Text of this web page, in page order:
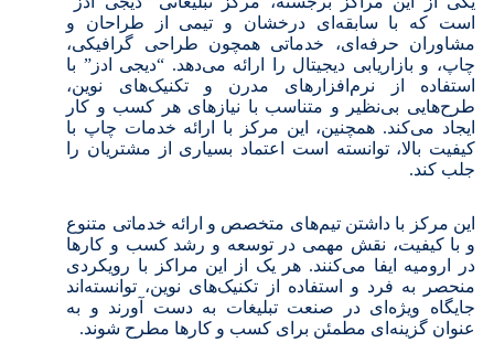
است که با سابقه‌ای درخشان و تیمی از طراحان و
مشاوران حرفه‌ای، خدماتی همچون طراحی گرافیکی،
چاپ، و بازاریابی دیجیتال را ارائه می‌دهد. “دیجی ادز” با
استفاده از نرم‌افزارهای مدرن و تکنیک‌های نوین،
طرح‌هایی بی‌نظیر و متناسب با نیازهای هر کسب و کار
ایجاد می‌کند. همچنین، این مرکز با ارائه خدمات چاپ با
کیفیت بالا، توانسته است اعتماد بسیاری از مشتریان را
جلب کند.
این مرکز با داشتن تیم‌های متخصص و ارائه خدماتی متنوع
و با کیفیت، نقش مهمی در توسعه و رشد کسب و کارها
در ارومیه ایفا می‌کنند. هر یک از این مراکز با رویکردی
منحصر به فرد و استفاده از تکنیک‌های نوین، توانسته‌اند
جایگاه ویژه‌ای در صنعت تبلیغات به دست آورند و به
عنوان گزینه‌ای مطمئن برای کسب و کارها مطرح شوند.